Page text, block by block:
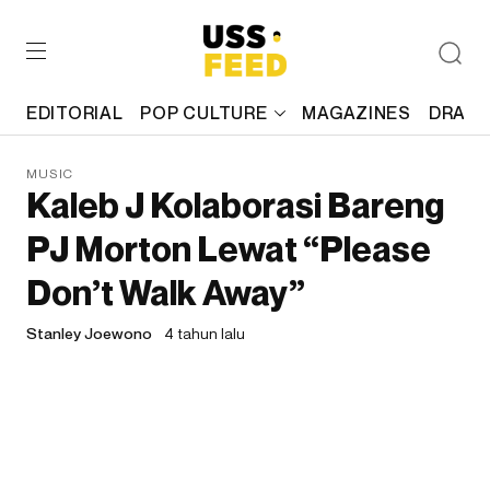
EDITORIAL POP CULTURE MAGAZINES
MUSIC
Kaleb J Kolaborasi Bareng
PJ Morton Lewat “Please
Don’t Walk Away”
Stanley Joewono 4 tahun lalu